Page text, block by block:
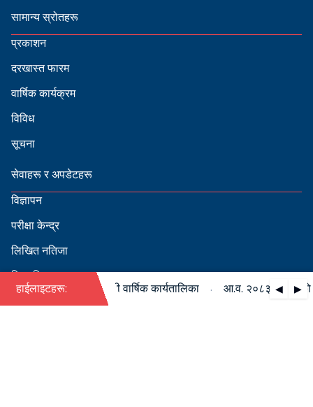
सामान्य स्रोतहरू
प्रकाशन
दरखास्त फारम
वार्षिक कार्यक्रम
विविध
सूचना
सेवाहरू र अपडेटहरू
विज्ञापन
परीक्षा केन्द्र
लिखित नतिजा
सिफारिस
हाईलाइटहरू: ◀ ▶
०८४ को पदपूर्ति सम्बन्धी वार्षिक कार्यतालिका आ.व. २०८३/०८४ को